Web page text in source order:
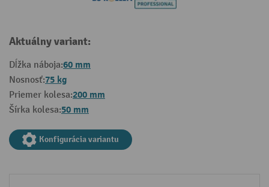
Aktuálny variant:
Dĺžka náboja:60 mm
Nosnosť:75 kg
Priemer kolesa:200 mm
Šírka kolesa:50 mm
Konfigurácia variantu